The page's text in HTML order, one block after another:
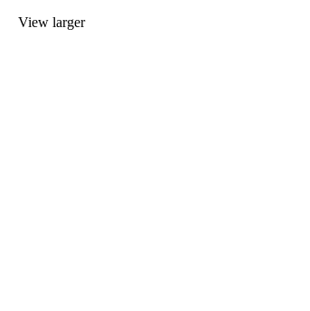
View larger